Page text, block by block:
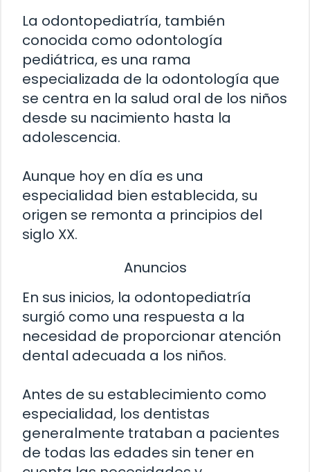
La odontopediatría, también
conocida como odontología
pediátrica, es una rama
especializada de la odontología que
se centra en la salud oral de los niños
desde su nacimiento hasta la
adolescencia.
Aunque hoy en día es una
especialidad bien establecida, su
origen se remonta a principios del
siglo XX.
Anuncios
En sus inicios, la odontopediatría
surgió como una respuesta a la
necesidad de proporcionar atención
dental adecuada a los niños.
Antes de su establecimiento como
especialidad, los dentistas
generalmente trataban a pacientes
de todas las edades sin tener en